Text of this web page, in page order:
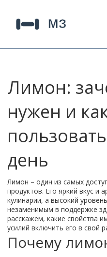
Лимон:
нужен и
день
Лимон – один из самых
продуктов. Его яркий вкус
кулинарии, а высокий
незаменимым в поддержке
расскажем, какие свойства
усилий включить его в свой
Почему